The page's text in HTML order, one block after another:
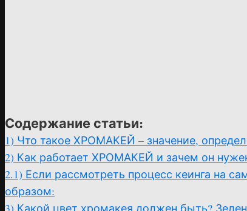
Содержание статьи:
1) Что такое ХРОМАКЕЙ – значение,
2) Как работает ХРОМАКЕЙ и зачем он
2.1) Если рассмотреть процесс кеинга на
образом:
3) Какой цвет хромакея должен быть?